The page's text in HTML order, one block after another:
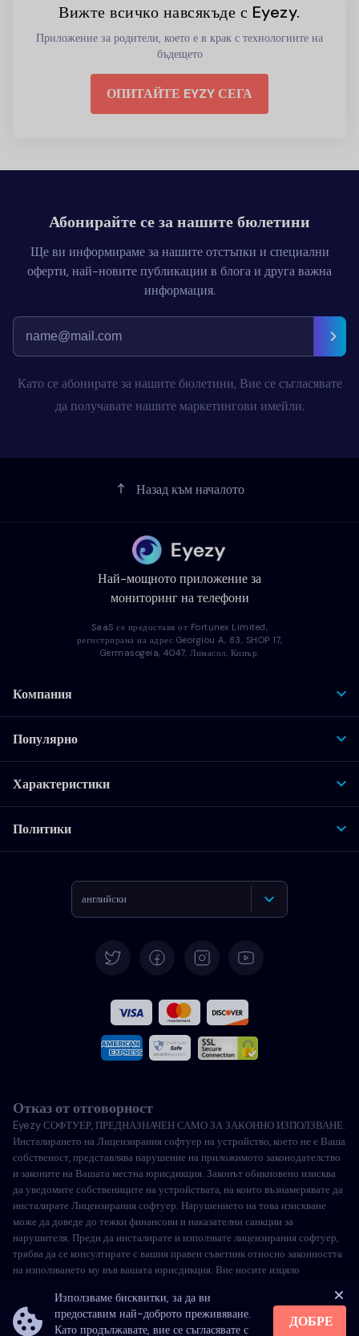
Вижте всичко навсякъде с Eyezy.
Приложение за родители, което е в крак с технологиите на
бъдещето
ОПИТАЙТЕ EYZY СЕГА
Абонирайте се за нашите бюлетини
Ще ви информираме за нашите отстъпки и специални
оферти, най-новите публикации в блога и друга важна
информация.
Като се абонирате за нашите бюлетини, Вие се съгласявате
да получавате нашите маркетингови имейли.
Назад към началото
Използваме бисквитки, за да ви
предоставим най-доброто преживяване.
Като продължавате, вие се съгласявате с
ДОБРЕ
Най-мощното приложение за
мониторинг на телефони
SaaS се предоставя от Fortunex Limited,
регистрирана на адрес Georgiou A, 83, SHOP 17,
Germasogeia, 4047, Лимасол, Кипър.
Компания
Популярно
Характеристики
Политики
английски
Француски
Италиански
Португалски
Полски
Отказ от отговорност
Eyezy СОФТУЕР, ПРЕДНАЗНАЧЕН САМО ЗА ЗАКОННО ИЗПОЛЗВАНЕ.
Инсталирането на Лицензирания софтуер на устройство, което не е Ваша
собственост, представлява нарушение на приложимото законодателство
и законите на Вашата местна юрисдикция. Законът обикновено изисква
да уведомите собствениците на устройствата, на които възнамерявате да
инсталирате Лицензирания софтуер. Нарушението на това изискване
може да доведе до тежки финансови и наказателни санкции за
нарушителя. Преди да инсталирате и използвате лицензирания софтуер,
трябва да се консултирате с вашия правен съветник относно законността
на използването му във вашата юрисдикция. Вие носите изцяло
устройство и сте наясно, че Eyezy не може да бъде държано отговорно.